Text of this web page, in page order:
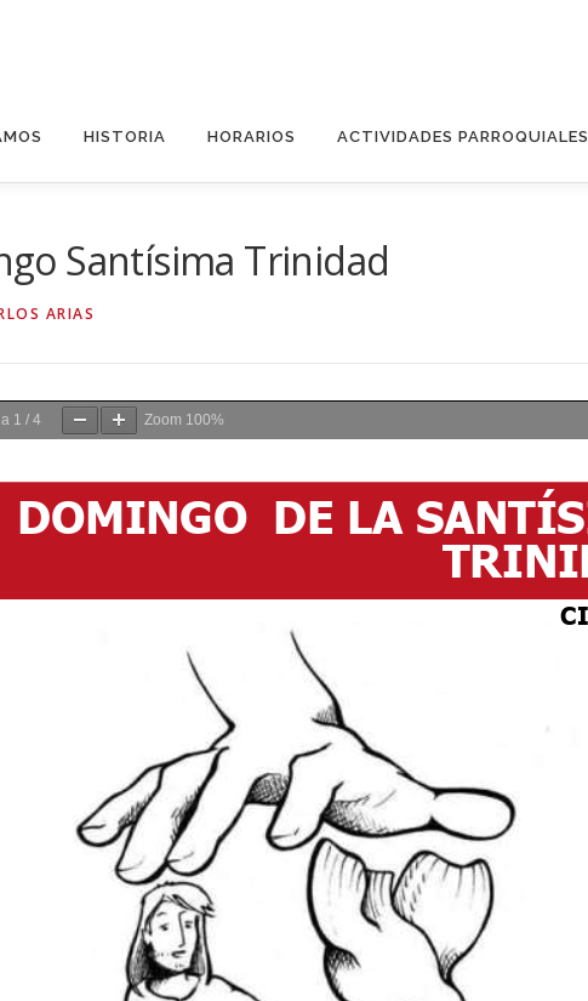
HISTORIA HORARIOS ACTIVIDADES PARROQUIALES
Santísima Trinidad
ARIAS
1 / 4 Zoom 100%